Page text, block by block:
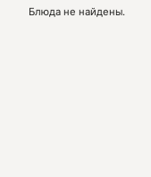
Блюда не найдены.